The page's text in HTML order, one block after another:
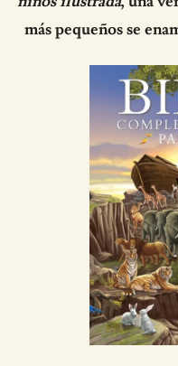
más pequeños se